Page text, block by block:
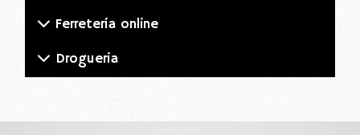
Ferretería online
Drogueria